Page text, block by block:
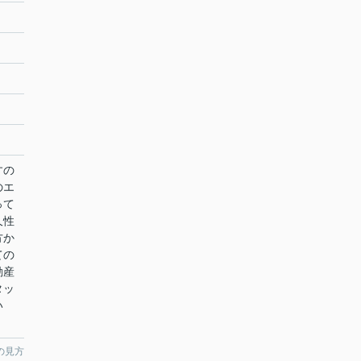
の
エ
て
性
か
の
産
見方